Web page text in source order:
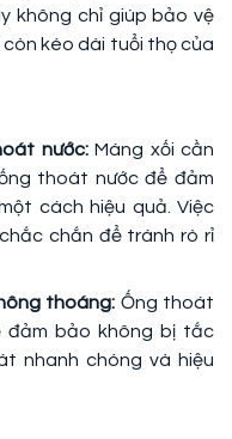
không chỉ giúp bảo vệ
kéo dài tuổi thọ của
nước:Máng xối cần
thoát nước để đảm
cách hiệu quả. Việc
chắn để tránh rò rỉ
thoáng: Ống thoát
đảm bảo không bị tắc
nhanh chóng và hiệu